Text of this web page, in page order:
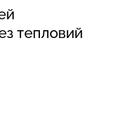
тепловий